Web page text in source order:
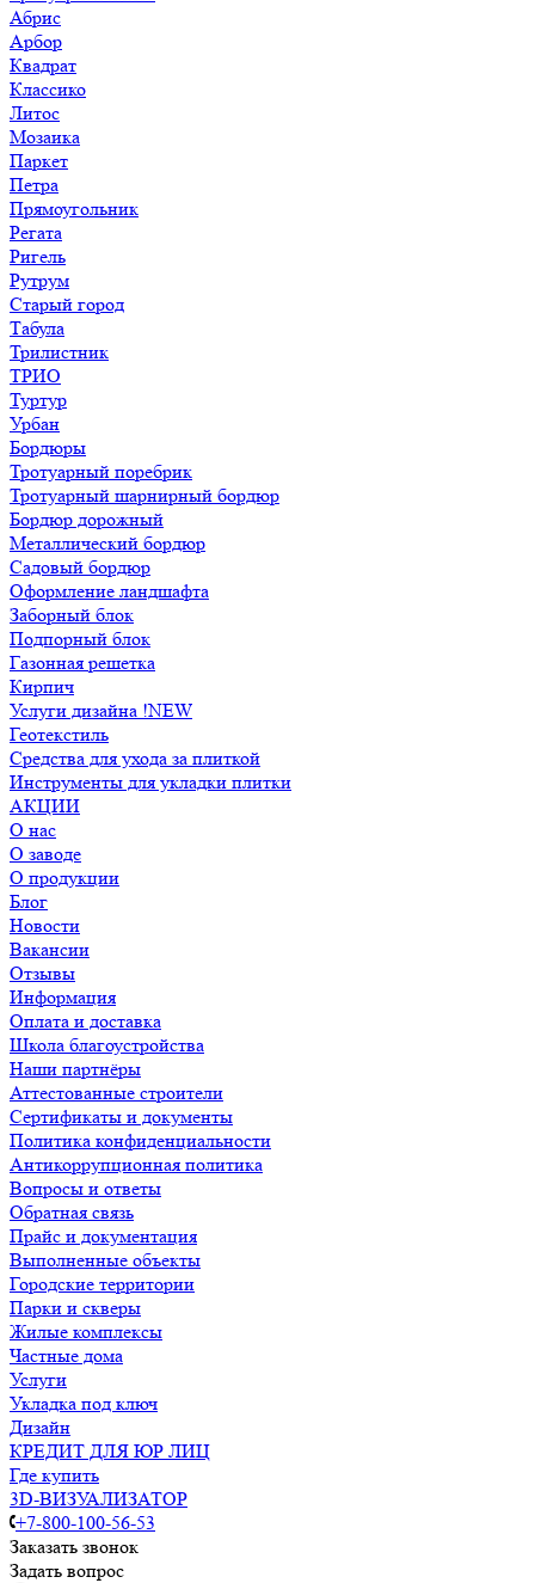
Абрис
Арбор
Квадрат
Классико
Литос
Мозаика
Паркет
Петра
Прямоугольник
Регата
Ригель
Рутрум
Старый город
Табула
Трилистник
ТРИО
Туртур
Урбан
Бордюры
Тротуарный поребрик
Тротуарный шарнирный бордюр
Бордюр дорожный
Металлический бордюр
Садовый бордюр
Оформление ландшафта
Заборный блок
Подпорный блок
Газонная решетка
Кирпич
Услуги дизайна !NEW
Геотекстиль
Средства для ухода за плиткой
Инструменты для укладки плитки
АКЦИИ
О нас
О заводе
О продукции
Блог
Новости
Вакансии
Отзывы
Информация
Оплата и доставка
Школа благоустройства
Наши партнёры
Аттестованные строители
Сертификаты и документы
Политика конфиденциальности
Антикоррупционная политика
Вопросы и ответы
Обратная связь
Прайс и документация
Выполненные объекты
Городские территории
Парки и скверы
Жилые комплексы
Частные дома
Услуги
Укладка под ключ
Дизайн
КРЕДИТ ДЛЯ ЮР ЛИЦ
Где купить
3D-ВИЗУАЛИЗАТОР
+7-800-100-56-53
Заказать звонок
Задать вопрос